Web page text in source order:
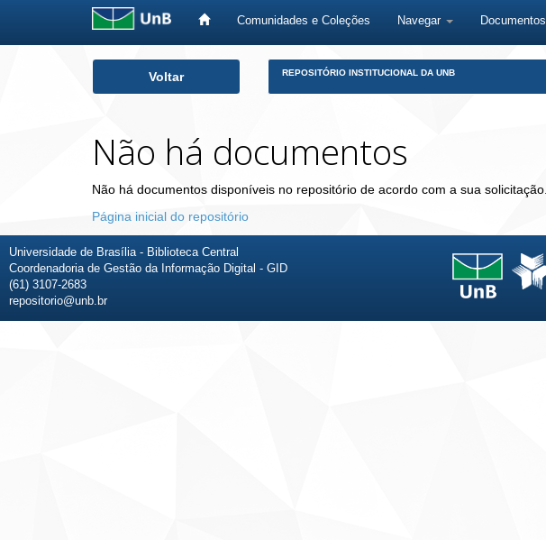
Comunidades e Coleções Navegar Documentos
Voltar REPOSITÓRIO INSTITUCIONAL DA UNB
Não há documentos
Não há documentos disponíveis no repositório de acordo com a sua solicitação.
Página inicial do repositório
Universidade de Brasília - Biblioteca Central
Coordenadoria de Gestão da Informação Digital - GID
(61) 3107-2683
repositorio@unb.br